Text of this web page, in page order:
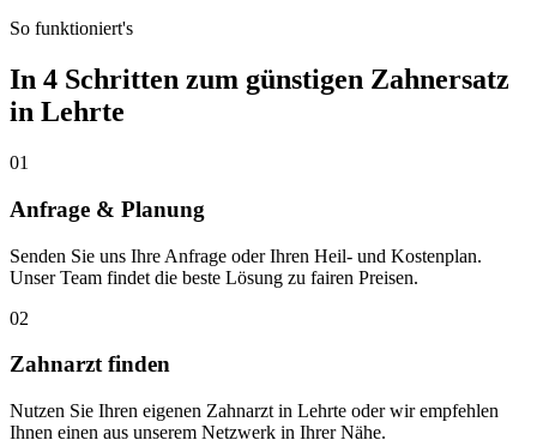
So funktioniert's
In 4 Schritten zum günstigen Zahnersatz
in Lehrte
01
Anfrage & Planung
Senden Sie uns Ihre Anfrage oder Ihren Heil- und Kostenplan.
Unser Team findet die beste Lösung zu fairen Preisen.
02
Zahnarzt finden
Nutzen Sie Ihren eigenen Zahnarzt in Lehrte oder wir empfehlen
Ihnen einen aus unserem Netzwerk in Ihrer Nähe.